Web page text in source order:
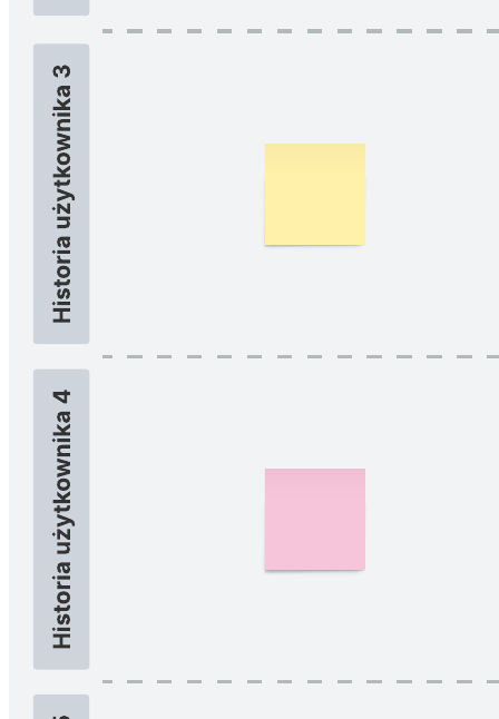
Używaj tablicy scrumowej, aby śledzić, nad czym trwają prace
podczas sprintu, i ułatwiać współpracę w zespole.
Powiązane szablony